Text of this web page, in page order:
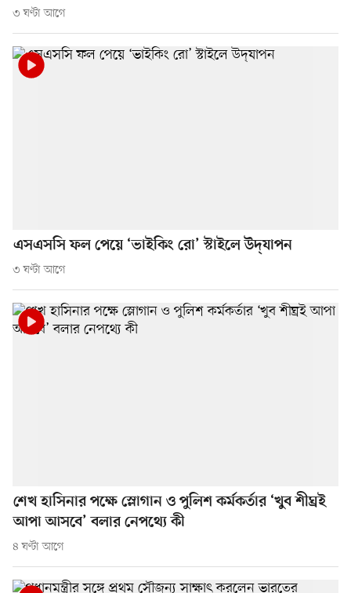
৩ ঘণ্টা আগে
এসএসসি ফল পেয়ে ‘ভাইকিং রো’ স্টাইলে উদ্‌যাপন
৩ ঘণ্টা আগে
শেখ হাসিনার পক্ষে স্লোগান ও পুলিশ কর্মকর্তার ‘খুব শীঘ্রই
আপা আসবে’ বলার নেপথ্যে কী
৪ ঘণ্টা আগে